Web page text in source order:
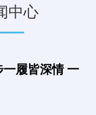
中心
履皆深情 一